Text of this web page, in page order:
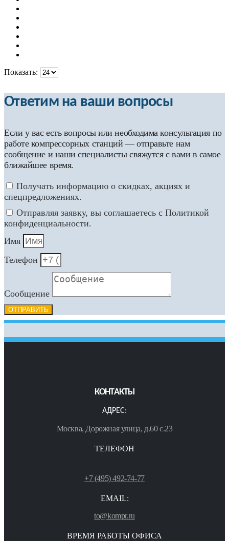
Показать:
Ответим на ваши вопросы
Если у вас есть вопросы или необходима консультация по
работе компрессорных станций — отправьте нам
сообщение и наши специалисты свяжутся с вами в самое
ближайшее время.
Получать информацию о скидках, акциях и
спецпредложениях.
Отправляя заявку, вы соглашаетесь с Политикой
конфиденциальности.
Имя
Телефон
Сообщение
ОТПРАВИТЬ
КОНТАКТЫ
АДРЕС:
Москва, Дорожная улица, д.60 с.23
ТЕЛЕФОН
+7 (495) 492-74-77
EMAIL:
to@kompr.ru
ВРЕМЯ РАБОТЫ ОФИСА